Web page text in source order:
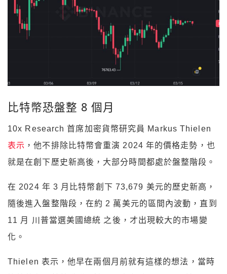
比特幣恐盤整 8 個月
10x Research 首席加密貨幣研究員 Markus Thielen
表示 ，他不排除比特幣會重演 2024 年的價格走勢，也
就是在創下歷史新高後，大部分時間都處於盤整階段。
在 2024 年 3 月比特幣創下 73,679 美元的歷史新高，
隨後進入盤整階段，在約 2 萬美元的區間內波動，直到
11 月 川普當選美國總統 之後，才出現較大的市場變
化。
Thielen 表示，他早在兩個月前就有這樣的想法，當時
比特幣在川普就職當日達到歷史高點 109,000 美元。